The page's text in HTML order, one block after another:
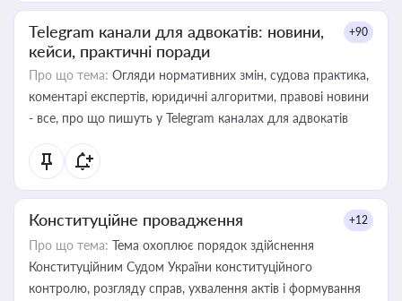
Telegram канали для адвокатів: новини,
кейси, практичні поради
+90
Про що тема: Огляди нормативних змін, судова практика,
коментарі експертів, юридичні алгоритми, правові новини
- все, про що пишуть у Telegram каналах для адвокатів
Конституційне провадження +12
Про що тема: Тема охоплює порядок здійснення
Конституційним Судом України конституційного
контролю, розгляду справ, ухвалення актів і формування